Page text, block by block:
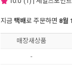
지금 택배로 주문하면 8월
매장새상품
-